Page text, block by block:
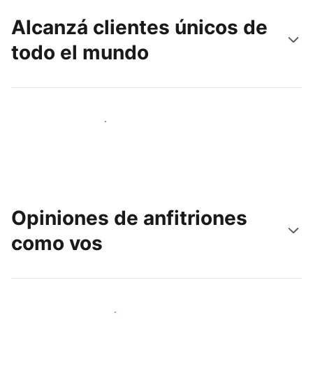
Alcanzá clientes únicos de
todo el mundo
Llegá a huéspedes nuevos hoy
Opiniones de anfitriones
como vos
Unite a otros anfitriones como vos